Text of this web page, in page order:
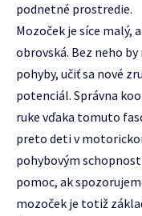
podnetné prostredie.
Mozoček je síce malý,
obrovská. Bez neho
pohyby, učiť sa nové
potenciál. Správna
ruke vďaka tomuto
preto deti v
pohybovým
pomoc, ak
mozoček je totiž